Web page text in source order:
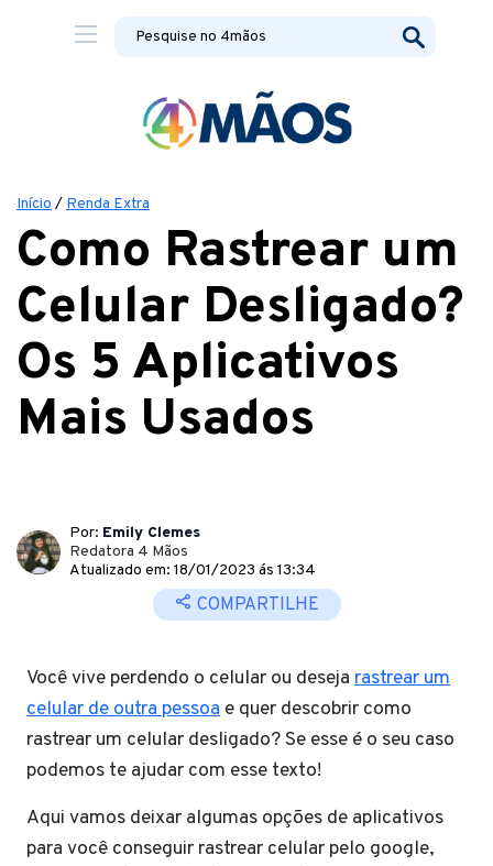
Início / Renda Extra
Como Rastrear um
Celular Desligado?
Os 5 Aplicativos
Mais Usados
Por: Emily Clemes
Redatora 4 Mãos
Atualizado em: 18/01/2023 ás 13:34
COMPARTILHE
Você vive perdendo o celular ou deseja rastrear um
celular de outra pessoa e quer descobrir como
rastrear um celular desligado? Se esse é o seu caso
podemos te ajudar com esse texto!
Aqui vamos deixar algumas opções de aplicativos
para você conseguir rastrear celular pelo google,